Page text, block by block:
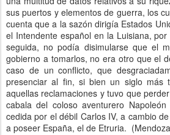
sus puertos y elementos de guerra, los
cuenta que a la sazón dirigía Estados
el Intendente español en la Luisiana,
seguida, no podía disimularse que el
gobierno a tomarlos, no era otro que el
caso de un conflicto, que
presenciar al fin, si bien un siglo más
aquellas reclamaciones y tuvo que
cabala del coloso aventurero
cedida por el débil Carlos IV, a cambio
a poseer España, el de Etruria.